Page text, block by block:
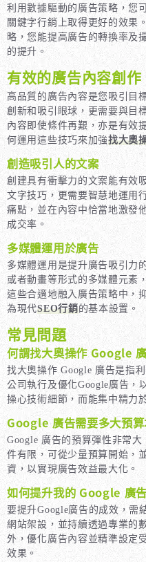
利用數據驅動的廣告策略，您
關鍵字行銷上取得更好的效果
略，您能提高廣告的轉換率及
的提升。
有效的廣告內容創
高品質的廣告內容是您吸引目
創新和吸引眼球，更需要與目
內容即使條件再艱，亦是有效
何運用這些技巧來加強找大奧
創造吸引人的文案
創建具有衝擊力的文案能有效
文字技巧，更需要智慧地運用
痛點，並在內容中恰當地激發
成交率。
多媒體運用於廣告
多媒體運用是提升廣告吸引力
或者動畫等形式的多媒體元素
這些合適地融入廣告策略中，
為現代SEO行銷的基本設置。
常見問題
何謂找大奧操作 Google
找大奧操作 Google 廣告是指
公司執行及優化Google廣告，
操心技術細節，而能集中精力
Google 廣告需要多大預算
Google 廣告的預算彈性非常
件有限，可從少量預算開始，
資，以實現廣告效益最大化。
如何提升我的 Google 廣
要提升Google廣告的成效，需
網站架設，並持續透過專業的
外，優化廣告內容並精準設定
效果。